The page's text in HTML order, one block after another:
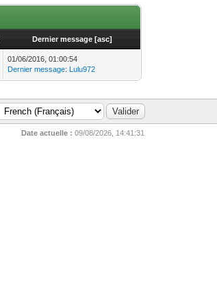
Dernier message [asc]
01/06/2016, 01:00:54
Dernier message: Lulu972
Date actuelle : 09/08/2026, 14:41:31